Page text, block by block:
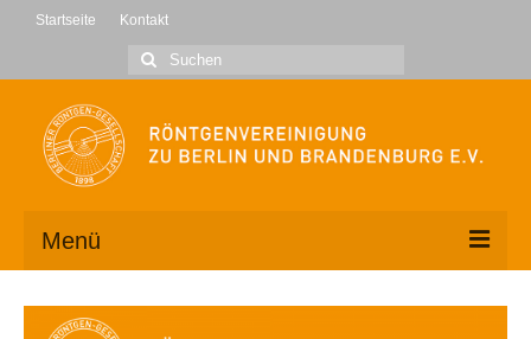
Startseite Kontakt
Suche
nach:
Menü
Wir über uns